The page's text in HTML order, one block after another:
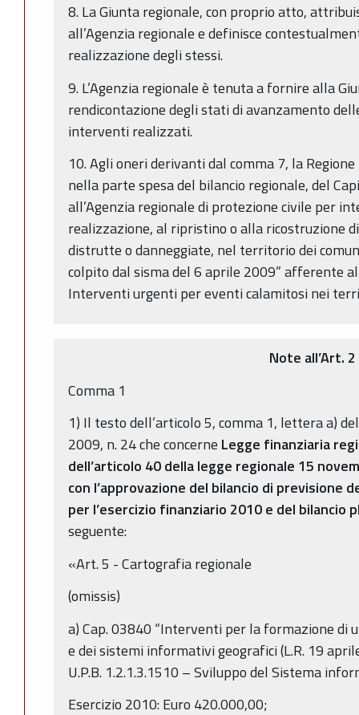
8. La Giunta regionale, con proprio atto,
all’Agenzia regionale e definisce
realizzazione degli stessi.
9. L’Agenzia regionale è tenuta a fornire alla
rendicontazione degli stati di avanzamento
interventi realizzati.
10. Agli oneri derivanti dal comma 7, la
nella parte spesa del bilancio regionale, del
all’Agenzia regionale di protezione civile per
realizzazione, al ripristino o alla ricostruzione
distrutte o danneggiate, nel territorio dei
colpito dal sisma del 6 aprile 2009” afferente
Interventi urgenti per eventi calamitosi nei
Note all’Art. 2
Comma 1
1) Il testo dell’articolo 5, comma 1, lettera a)
2009, n. 24 che concerne Legge finanziaria
dell’articolo 40 della legge regionale 15
con l’approvazione del bilancio di previsione
per l’esercizio finanziario 2010 e del bilancio
seguente:
«Art. 5 - Cartografia regionale
(omissis)
a) Cap. 03840 “Interventi per la formazione di
e dei sistemi informativi geografici (L.R. 19
U.P.B. 1.2.1.3.1510 – Sviluppo del Sistema
Esercizio 2010: Euro 420.000,00;